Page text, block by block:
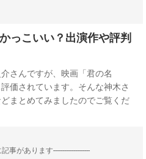
っこいい？出演作や評判
さんですが、映画「君の名
価されています。そんな神木さ
まとめてみましたのでご覧くだ
事があります--------------------